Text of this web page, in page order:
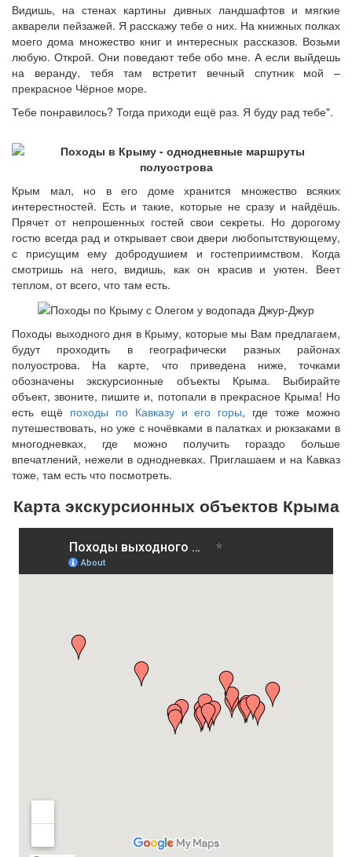
Видишь, на стенах картины дивных ландшафтов и мягкие
акварели пейзажей. Я расскажу тебе о них. На книжных полках
моего дома множество книг и интересных рассказов. Возьми
любую. Открой. Они поведают тебе обо мне. А если выйдешь
на веранду, тебя там встретит вечный спутник мой –
прекрасное Чёрное море.
Тебе понравилось? Тогда приходи ещё раз. Я буду рад тебе".
Крым мал, но в его доме хранится множество всяких
интерестностей. Есть и такие, которые не сразу и найдёшь.
Прячет от непрошенных гостей свои секреты. Но дорогому
гостю всегда рад и открывает свои двери любопытствующему,
с присущим ему добродушием и гостеприимством. Когда
смотришь на него, видишь, как он красив и уютен. Веет
теплом, от всего, что там есть.
Походы выходного дня в Крыму, которые мы Вам предлагаем,
будут проходить в географически разных районах
полуострова. На карте, что приведена ниже, точками
обозначены экскурсионные объекты Крыма. Выбирайте
объект, звоните, пишите и, потопали в прекрасное Крыма! Но
есть ещё походы по Кавказу и его горы, где тоже можно
путешествовать, но уже с ночёвками в палатках и рюкзаками в
многодневках, где можно получить гораздо больше
впечатлений, нежели в однодневках. Приглашаем и на Кавказ
тоже, там есть что посмотреть.
Карта экскурсионных объектов Крыма